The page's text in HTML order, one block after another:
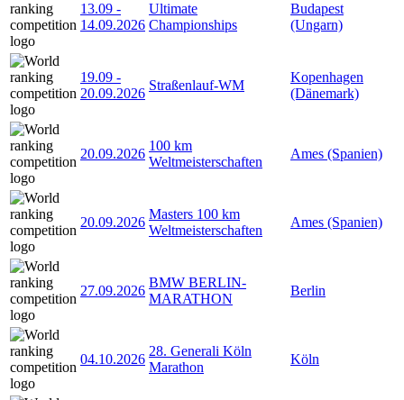
13.09 -
14.09.2026
Ultimate
Championships
Budapest
(Ungarn)
19.09 -
20.09.2026
Straßenlauf-WM
Kopenhagen
(Dänemark)
20.09.2026
100 km
Weltmeisterschaften
Ames (Spanien)
20.09.2026
Masters 100 km
Weltmeisterschaften
Ames (Spanien)
27.09.2026
BMW BERLIN-
MARATHON
Berlin
04.10.2026
28. Generali Köln
Marathon
Köln